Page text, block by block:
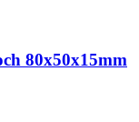
80x50x15mm